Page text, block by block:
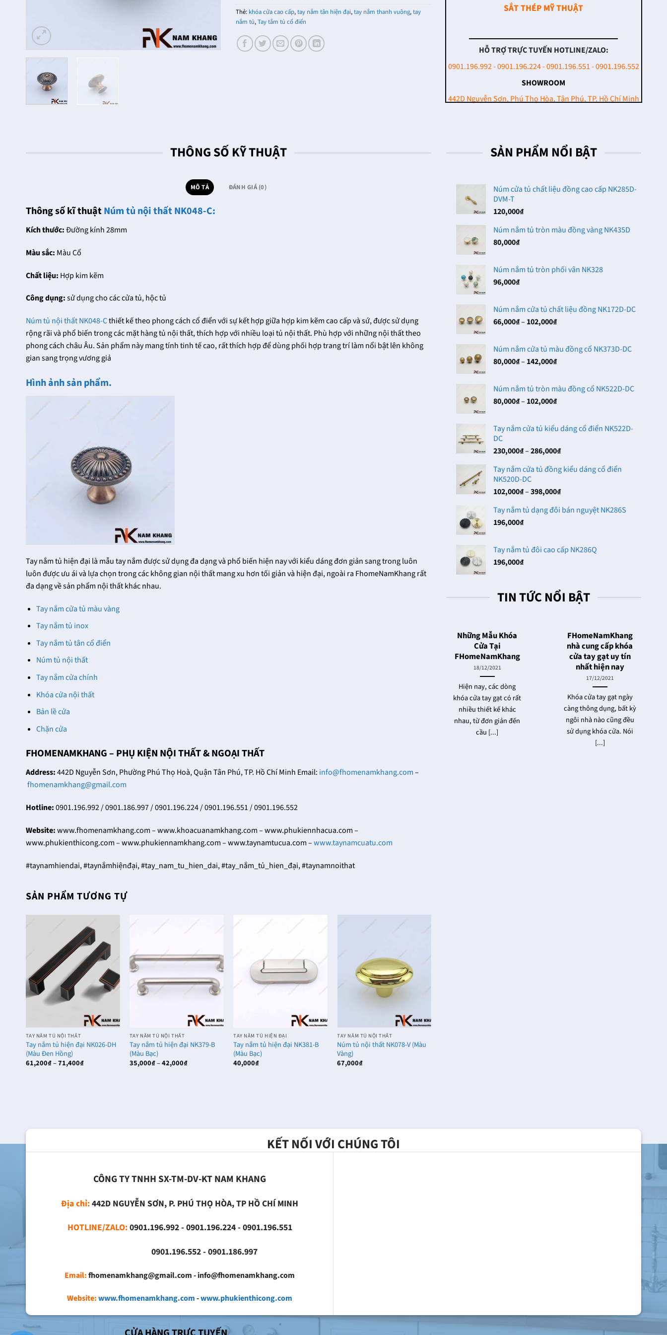
Thẻ: khóa cửa cao cấp,tay nắm tân hiện đại,tay nắm thanh vuông,tay
nắm tủ,Tay tắm tủ cổ điển
SẮT THÉP MỸ THUẬT
HỖ TRỢ TRỰC TUYẾN HOTLINE/ZALO:
0901.196.992 - 0901.196.224 - 0901.196.551 - 0901.196.552
SHOWROOM
442D Nguyễn Sơn, Phú Thọ Hòa, Tân Phú, TP. Hồ Chí Minh
THÔNG SỐ KỸ THUẬT
MÔ TẢ ĐÁNH GIÁ (0)
Thông số kĩ thuậtNúm tủ nội thất NK048-C:
Kích thước:Đường kính 28mm
Màu sắc: Màu Cổ
Chất liệu: Hợp kim kẽm
Công dụng:sử dụng cho các cửa tủ, hộc tủ
Núm tủ nội thất NK048-Cthiết kế theo phong cách cổ điển với sự kết hợp giữa hợp kim kẽm cao cấp và sứ, được sử dụng
rộng rãi và phổ biến trong các mặt hàng tủ nội thất, thích hợp với nhiều loại tủ nội thất. Phù hợp với những nội thất theo
phong cách châu Âu. Sản phẩm này mang tính tinh tế cao, rất thích hợp để dùng phối hợp trang trí làm nổi bật lên không
gian sang trọng vương giả
Hình ảnh sản phẩm.
Tay nắm tủ hiện đại là mẫu tay nắm được sử dụng đa dạng và phổ biến hiện nay với kiểu dáng đơn giản sang trong luôn
luôn được ưu ái và lựa chọn trong các không gian nội thất mang xu hơn tối giản và hiện đại, ngoài ra FhomeNamKhang rất
đa dạng về sản phẩm nội thất khác nhau.
Tay nắm cửa tủ màu vàng
Tay nắm tủ inox
Tay nắm tủ tân cổ điển
Núm tủ nội thất
Tay nắm cửa chính
Khóa cửa nội thất
Bản lề cửa
Chặn cửa
FHOMENAMKHANG – PHỤ KIỆN NỘI THẤT & NGOẠI THẤT
Address:442D Nguyễn Sơn, Phường Phú Thọ Hoà, Quận Tân Phú, TP. Hồ Chí Minh Email: info@fhomenamkhang.com–
fhomenamkhang@gmail.com
Hotline:0901.196.992 / 0901.186.997 / 0901.196.224 / 0901.196.551 / 0901.196.552
Website:www.fhomenamkhang.com – www.khoacuanamkhang.com – www.phukiennhacua.com –
www.phukienthicong.com – www.phukiennamkhang.com – www.taynamtucua.com –www.taynamcuatu.com
#taynamhiendai, #taynắmhiệnđại, #tay_nam_tu_hien_dai, #tay_nắm_tủ_hien_đại, #taynamnoithat
SẢN PHẨM TƯƠNG TỰ
TAY NẮM TỦ NỘI THẤT
Tay nắm tủ hiện đại NK026-DH
(Màu Đen Hồng)
61,200₫–71,400₫Khoảng
TAY NẮM TỦ NỘI THẤT
Tay nắm tủ hiện đại NK379-B
(Màu Bạc)
35,000₫–42,000₫Khoảng
TAY NẮM TỦ HIỆN ĐẠI
Tay nắm tủ hiện đại NK381-B
(Màu Bạc)
40,000₫
TAY NẮM TỦ NỘI THẤT
Núm tủ nội thất NK078-V (Màu
Vàng)
67,000₫
SẢN PHẨM NỔI BẬT
Núm cửa tủ chất liệu đồng cao cấp NK285D-
DVM-T
120,000₫
Núm nắm tủ tròn màu đồng vàng NK435D
80,000₫
Núm nắm tủ tròn phối vân NK328
96,000₫
Núm nắm cửa tủ chất liệu đồng NK172D-DC
66,000₫– 102,000₫Khoảng
66,000₫
đến
Núm nắm cửa tủ màu đồng cổ NK373D-DC
80,000₫– 142,000₫Khoảng
80,000₫
đến
Núm nắm tủ tròn màu đồng cổ NK522D-DC
80,000₫– 102,000₫Khoảng
80,000₫
102,000₫
Tay nắm cửa tủ kiểu dáng cổ điển NK522D-
DC
230,000₫– 286,000₫Khoảng
từ
đến
Tay nắm cửa tủ đồng kiểu dáng cổ điển
NK520D-DC
102,000₫– 398,000₫Khoảng
từ
398,000₫
Tay nắm tủ dạng đôi bán nguyệt NK286S
196,000₫
Tay nắm tủ đôi cao cấp NK286Q
196,000₫
TIN TỨC NỔI BẬT
Khóa Cửa Đại Sảnh
FHomeNamKhang
Cho Ngôi Nhà Của
Bạn Thêm Sang
Trọng
Tại
có trên dưới hàng chục
với sự đa dạng về kiểu
Những Mẫu Khóa
Cửa Tại
FHomeNamKhang
18/12/2021
Hiện nay, các dòng
khóa cửa tay gạt có rất
nhiều thiết kế khác
nhau, từ đơn giản đến
cầu [...]
FHomeNamKhang
nhà cung cấp khóa
cửa tay gạt uy tín
nhất hiện nay
17/12/2021
Khóa cửa tay gạt ngày
càng thông dụng, bất kỳ
ngôi nhà nào cũng đều
sử dụng khóa cửa. Nói
[...]
KẾT NỐI VỚI CHÚNG TÔI
CÔNG TY TNHH SX-TM-DV-KT NAM KHANG
Địa chỉ:442D NGUYỄN SƠN, P. PHÚ THỌ HÒA, TP HỒ CHÍ MINH
HOTLINE/ZALO:0901.196.992 - 0901.196.224 - 0901.196.551
0901.196.552 - 0901.186.997
Email:fhomenamkhang@gmail.com - info@fhomenamkhang.com
Website:www.fhomenamkhang.com-www.phukienthicong.com